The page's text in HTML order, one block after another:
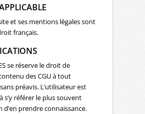
et ses mentions légales sont
français.
se réserve le droit de
des CGU à tout
préavis. L’utilisateur est
s’y référer le plus souvent
d’en prendre connaissance.